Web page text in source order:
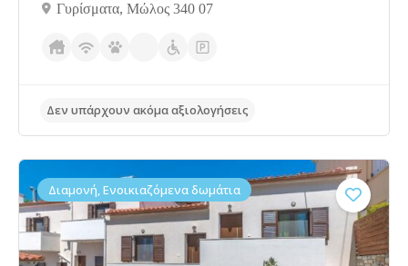
Γυρίσματα, Μώλος 340 07
Διαμονή, Ενοικιαζόμενα δωμάτια